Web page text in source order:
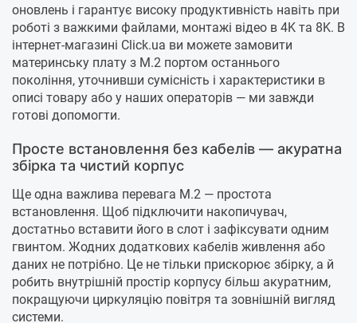
оновлень і гарантує високу продуктивність навіть при
роботі з важкими файлами, монтажі відео в 4K та 8K. В
інтернет-магазині Click.ua ви можете замовити
материнську плату з M.2 портом останнього
покоління, уточнивши сумісність і характеристики в
описі товару або у наших операторів — ми завжди
готові допомогти.
Просте встановлення без кабелів — акуратна
збірка та чистий корпус
Ще одна важлива перевага M.2 — простота
встановлення. Щоб підключити накопичувач,
достатньо вставити його в слот і зафіксувати одним
гвинтом. Жодних додаткових кабелів живлення або
даних не потрібно. Це не тільки прискорює збірку, а й
робить внутрішній простір корпусу більш акуратним,
покращуючи циркуляцію повітря та зовнішній вигляд
системи.